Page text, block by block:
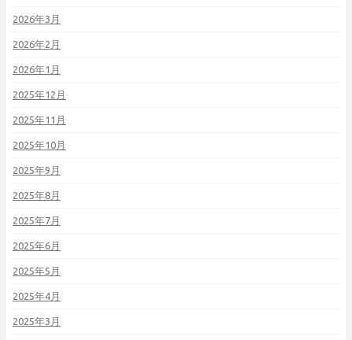
2026年3月
2026年2月
2026年1月
2025年12月
2025年11月
2025年10月
2025年9月
2025年8月
2025年7月
2025年6月
2025年5月
2025年4月
2025年3月